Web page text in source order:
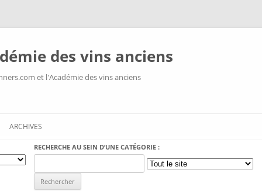
des vins anciens
et l'Académie des vins anciens
ARCHIVES
RECHERCHE AU SEIN D’UNE CATÉGORIE :
for: